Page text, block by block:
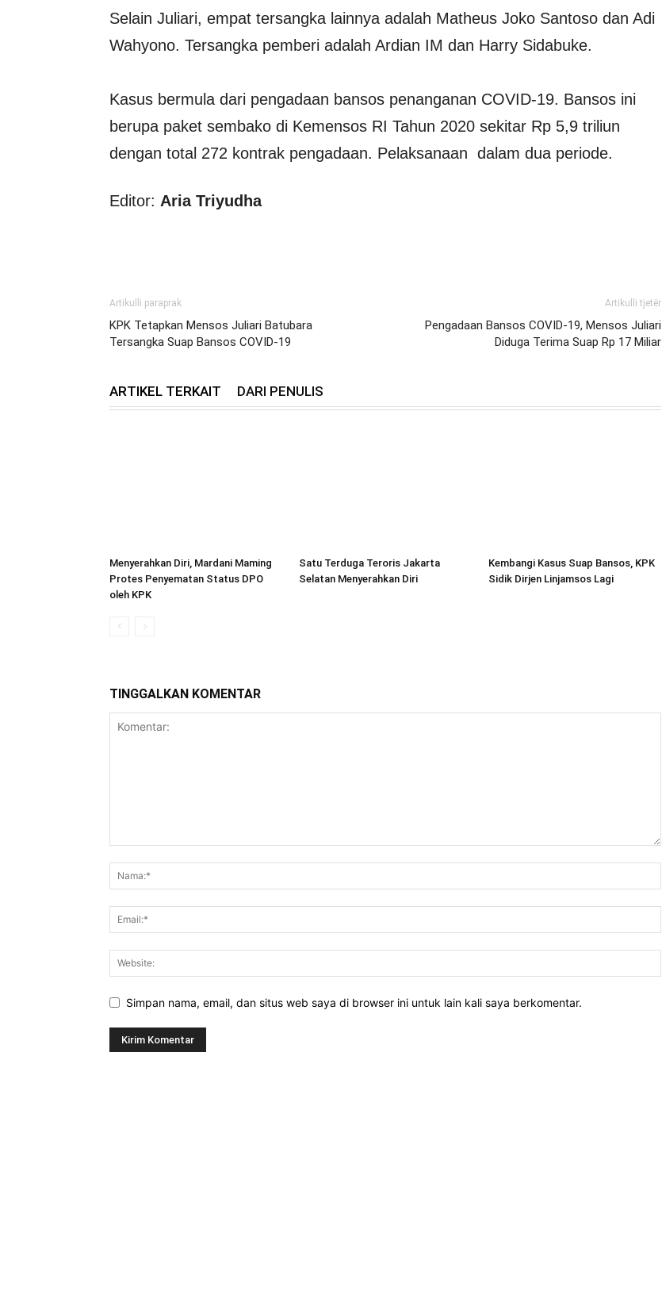
Selain Juliari, empat tersangka lainnya adalah Matheus Joko Santoso dan Adi
Wahyono. Tersangka pemberi adalah Ardian IM dan Harry Sidabuke.
Kasus bermula dari pengadaan bansos penanganan COVID-19. Bansos ini
berupa paket sembako di Kemensos RI Tahun 2020 sekitar Rp 5,9 triliun
dengan total 272 kontrak pengadaan. Pelaksanaan dalam dua periode.
Editor: Aria Triyudha
Artikulli paraprak
KPK Tetapkan Mensos Juliari Batubara
Tersangka Suap Bansos COVID-19
Artikulli tjetër
Pengadaan Bansos COVID-19, Mensos Juliari
Diduga Terima Suap Rp 17 Miliar
ARTIKEL TERKAIT DARI PENULIS
Menyerahkan Diri, Mardani Maming
Protes Penyematan Status DPO
oleh KPK
Satu Terduga Teroris Jakarta
Selatan Menyerahkan Diri
Kembangi Kasus Suap Bansos, KPK
Sidik Dirjen Linjamsos Lagi
TINGGALKAN KOMENTAR
Simpan nama, email, dan situs web saya di browser ini untuk lain kali saya berkomentar.